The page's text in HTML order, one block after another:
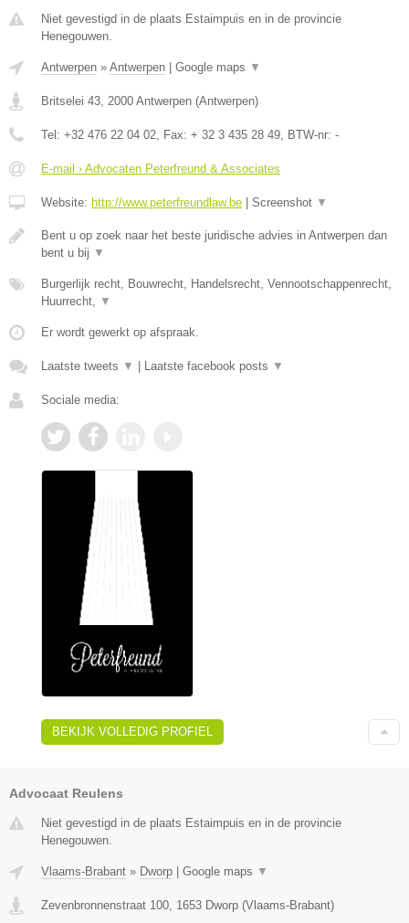
Niet gevestigd in de plaats Estaimpuis en in de provincie
Henegouwen.
Antwerpen » Antwerpen Google maps ▼
Britselei 43 2000 Antwerpen (Antwerpen)
Tel: +32 476 22 04 02 , Fax: + 32 3 435 28 49 , BTW-nr: -
E-mail › Advocaten Peterfreund & Associates
Website: http://www.peterfreundlaw.be Screenshot ▼
Bent u op zoek naar het beste juridische advies in Antwerpen dan
bent u bij ▼
Burgerlijk recht, Bouwrecht, Handelsrecht, Vennootschappenrecht,
Huurrecht,
▼
Er wordt gewerkt op afspraak.
Laatste tweets ▼ Laatste facebook posts ▼
Sociale media:
BEKIJK VOLLEDIG PROFIEL
Advocaat Reulens
Niet gevestigd in de plaats Estaimpuis en in de provincie
Henegouwen.
Vlaams-Brabant » Dworp Google maps ▼
Zevenbronnenstraat 100 1653 Dworp (Vlaams-Brabant)